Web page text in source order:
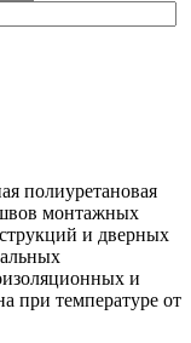
полиуретановая
монтажных
и дверных
и
при температуре от